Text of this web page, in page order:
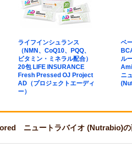
ライフインシュランス
（NMN、CoQ10、PQQ、
ビタミン・ミネラル配合）
20包 LIFE INSURANCE
Fresh Pressed OJ Project
AD（プロジェクトエーディ
ー）
ベ
ル
ニ
ニュートラバイオ (Nutrabio)の